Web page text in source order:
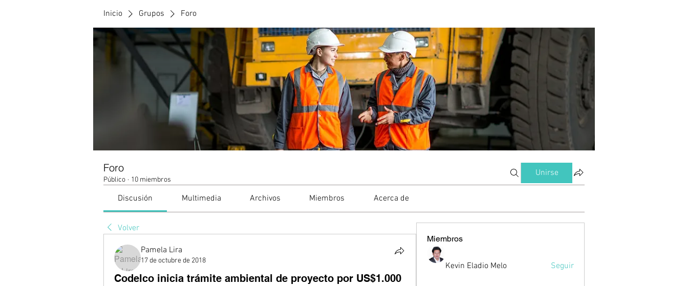
Inicio Grupos Foro
Foro
Público · 10 miembros
Unirse
Discusión Multimedia Archivos Miembros Acerca de
Volver
Pamela Lira
17 de octubre de 2018
Codelco inicia trámite ambiental de proyecto por US$1.000
Miembros
Kevin Eladio Melo Seguir